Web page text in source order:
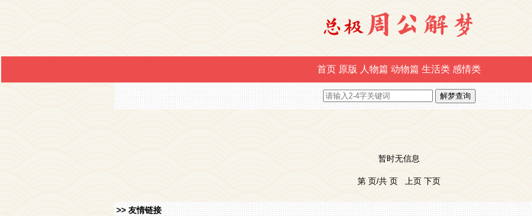
首页 原版 人物篇 动物篇 生活类 感情类
暂时无信息
第 页/共 页 上页 下页
>> 友情链接